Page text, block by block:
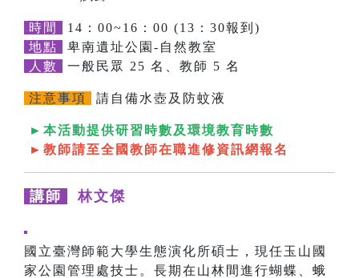
時間
14：00~16：00 (13：30報到)
地點
卑南遺址公園-自然教室
人數
一般民眾 25 名、教師 5 名
注意事項 請自備水壺及防蚊液
►本活動提供研習時數及環境教育時數
►教師請至全國教師在職進修資訊網報名
講師 林文傑
國立臺灣師範大學生態演化所碩士，現任玉山國
家公園管理處技士。長期在山林間進行蝴蝶、蛾